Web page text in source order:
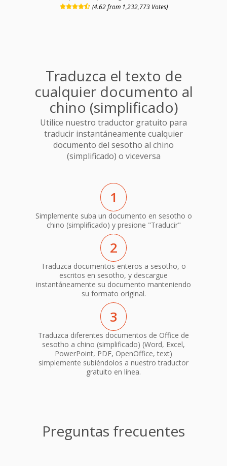
(4.62 from 1,232,773 Votes)
Traduzca el texto de
cualquier documento al
chino (simplificado)
Utilice nuestro traductor gratuito para
traducir instantáneamente cualquier
documento del sesotho al chino
(simplificado) o viceversa
1
Simplemente suba un documento en sesotho o
chino (simplificado) y presione "Traducir"
2
Traduzca documentos enteros a sesotho, o
escritos en sesotho, y descargue
instantáneamente su documento manteniendo
su formato original.
3
Traduzca diferentes documentos de Office de
sesotho a chino (simplificado) (Word, Excel,
PowerPoint, PDF, OpenOffice, text)
simplemente subiéndolos a nuestro traductor
gratuito en línea.
Preguntas frecuentes